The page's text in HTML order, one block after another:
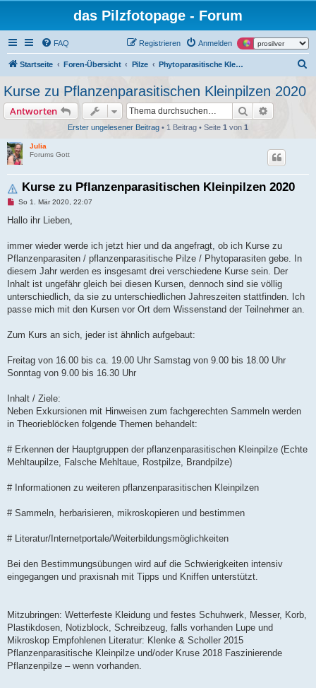
das Pilzfotopage - Forum
FAQ Anmelden
Registrieren
Startseite Foren-Übersicht Pilze Phytoparasitische Kleinpilze und tierische Gallen an Pflanzen
Kurse zu Pflanzenparasitischen Kleinpilzen 2020
Antworten Suche
Erster ungelesener Beitrag • 1 Beitrag • Seite 1 von 1
Julia
Forums Gott
Kurse zu Pflanzenparasitischen Kleinpilzen 2020
U
g
e
e
n
r
B
i
a
So 1. Mär 2020, 22:07
Hallo ihr Lieben,
immer wieder werde ich jetzt hier und da angefragt, ob ich Kurse zu
Pflanzenparasiten / pflanzenparasitische Pilze / Phytoparasiten gebe. In
diesem Jahr werden es insgesamt drei verschiedene Kurse sein. Der
Inhalt ist ungefähr gleich bei diesen Kursen, dennoch sind sie völlig
unterschiedlich, da sie zu unterschiedlichen Jahreszeiten stattfinden. Ich
passe mich mit den Kursen vor Ort dem Wissenstand der Teilnehmer an.
Zum Kurs an sich, jeder ist ähnlich aufgebaut:
Freitag von 16.00 bis ca. 19.00 Uhr Samstag von 9.00 bis 18.00 Uhr
Sonntag von 9.00 bis 16.30 Uhr
Inhalt / Ziele:
Neben Exkursionen mit Hinweisen zum fachgerechten Sammeln werden
in Theorieblöcken folgende Themen behandelt:
# Erkennen der Hauptgruppen der pflanzenparasitischen Kleinpilze (Echte
Mehltaupilze, Falsche Mehltaue, Rostpilze, Brandpilze)
# Informationen zu weiteren pflanzenparasitischen Kleinpilzen
# Sammeln, herbarisieren, mikroskopieren und bestimmen
# Literatur/Internetportale/Weiterbildungsmöglichkeiten
Bei den Bestimmungsübungen wird auf die Schwierigkeiten intensiv
eingegangen und praxisnah mit Tipps und Kniffen unterstützt.
Mitzubringen: Wetterfeste Kleidung und festes Schuhwerk, Messer, Korb,
Plastikdosen, Notizblock, Schreibzeug, falls vorhanden Lupe und
Mikroskop Empfohlenen Literatur: Klenke & Scholler 2015
Pflanzenparasitische Kleinpilze und/oder Kruse 2018 Faszinierende
Pflanzenpilze – wenn vorhanden.